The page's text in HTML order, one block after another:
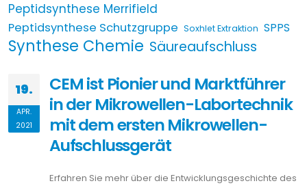
Peptidsynthese Merrifield
Peptidsynthese Schutzgruppe Soxhlet Extraktion SPPS
Synthese Chemie Säureaufschluss
19.
APR.
2021
CEM ist Pionier und Marktführer
in der Mikrowellen-Labortechnik
mit dem ersten Mikrowellen-
Aufschlussgerät
Erfahren Sie mehr über die Entwicklungsgeschichte des